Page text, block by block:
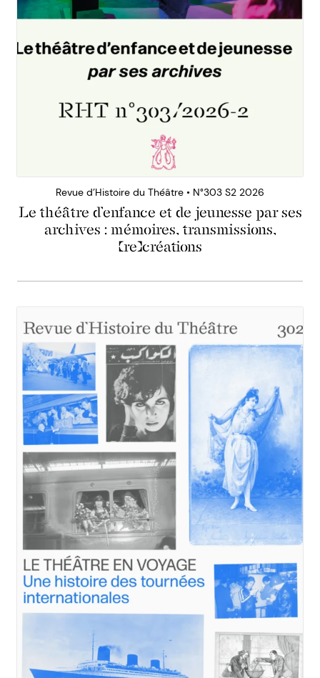
Revue d’Histoire du Théâtre • N°303 S2 2026
Le théâtre d’enfance et de jeunesse par ses
archives : mémoires, transmissions,
(re)créations